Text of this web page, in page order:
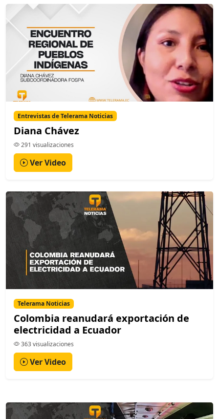
Entrevistas de Telerama Noticias
Diana Chávez
291 visualizaciones
Ver Video
Telerama Noticias
Colombia reanudará exportación de
electricidad a Ecuador
363 visualizaciones
Ver Video